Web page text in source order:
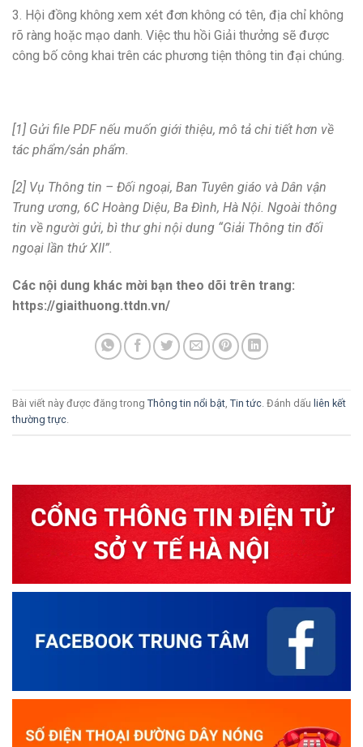
3. Hội đồng không xem xét đơn không có tên, địa chỉ không
rõ ràng hoặc mạo danh. Việc thu hồi Giải thưởng sẽ được
công bố công khai trên các phương tiện thông tin đại chúng.
[1] Gửi file PDF nếu muốn giới thiệu, mô tả chi tiết hơn về
tác phẩm/sản phẩm.
[2] Vụ Thông tin – Đối ngoại, Ban Tuyên giáo và Dân vận
Trung ương, 6C Hoàng Diệu, Ba Đình, Hà Nội. Ngoài thông
tin về người gửi, bì thư ghi nội dung “Giải Thông tin đối
ngoại lần thứ XII”.
Các nội dung khác mời bạn theo dõi trên trang:
https://giaithuong.ttdn.vn/
Bài viết này được đăng trong Thông tin nổi bật, Tin tức. Đánh dấu liên kết
thường trực.